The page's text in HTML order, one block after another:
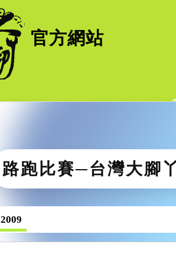
官方網站
路跑比賽─台灣大腳
2009